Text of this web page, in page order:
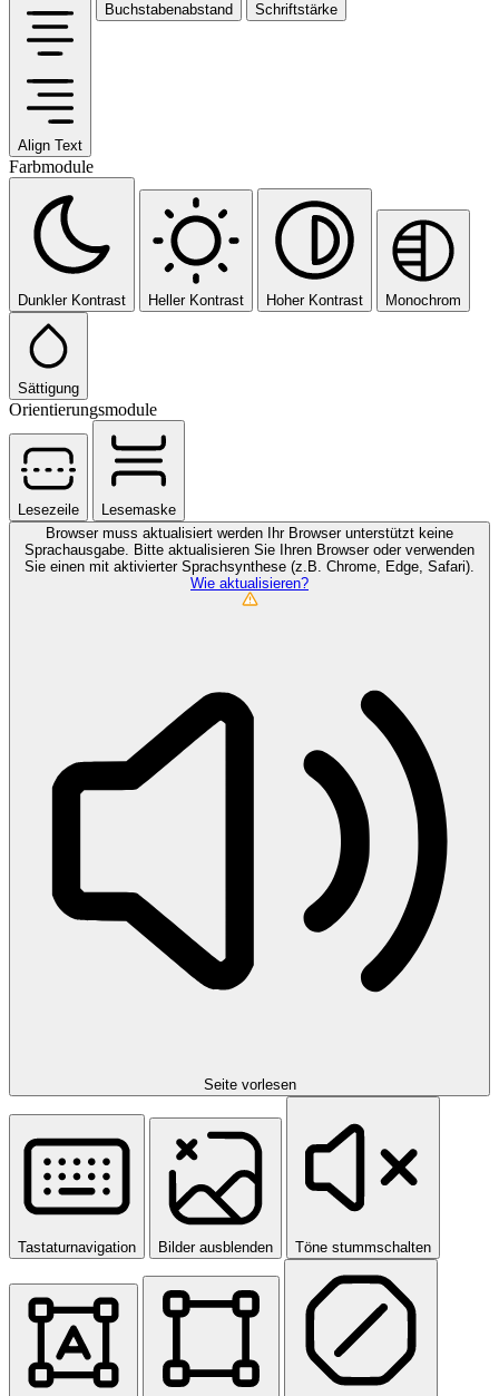
Align Text
Buchstabenabstand Schriftstärke
Farbmodule
Dunkler Kontrast Heller Kontrast Hoher Kontrast Monochrom
Sättigung
Orientierungsmodule
Lesezeile
Lesemaske
Browser muss aktualisiert werden
Ihr Browser unterstützt keine
Sprachausgabe. Bitte aktualisieren Sie Ihren Browser oder verwenden
Sie einen mit aktivierter Sprachsynthese (z.B. Chrome, Edge, Safari).
Wie aktualisieren?
Seite vorlesen
Tastaturnavigation Bilder ausblenden Töne stummschalten